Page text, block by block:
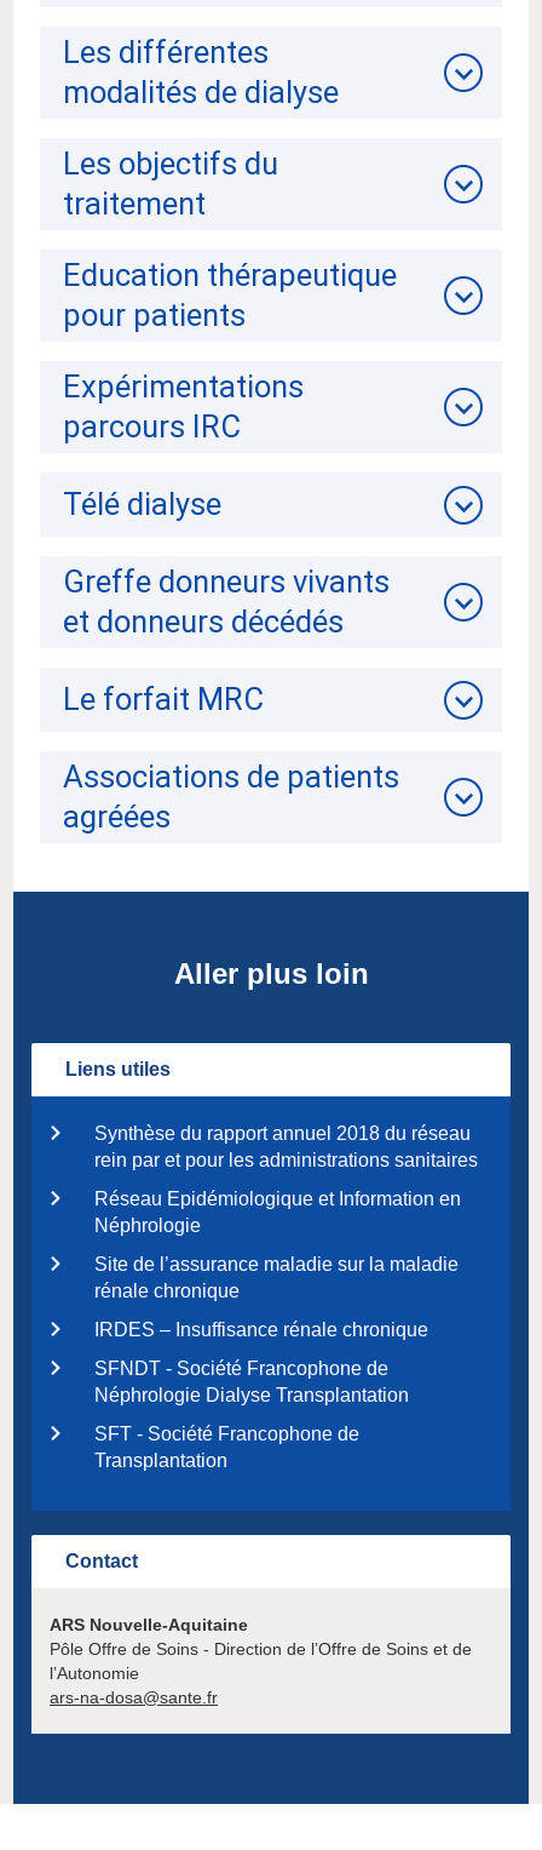
Les différentes
modalités de dialyse
Les objectifs du
traitement
Education thérapeutique
pour patients
Expérimentations
parcours IRC
Télé dialyse
Greffe donneurs vivants
et donneurs décédés
Le forfait MRC
Associations de patients
agréées
Aller plus loin
Liens utiles
Synthèse du rapport annuel 2018 du réseau
rein par et pour les administrations sanitaires
Réseau Epidémiologique et Information en
Néphrologie
Site de l’assurance maladie sur la maladie
rénale chronique
IRDES – Insuffisance rénale chronique
SFNDT - Société Francophone de
Néphrologie Dialyse Transplantation
SFT - Société Francophone de
Transplantation
Contact
ARS Nouvelle-Aquitaine
Pôle Offre de Soins - Direction de l’Offre de Soins et de
l’Autonomie
ars-na-dosa@sante.fr